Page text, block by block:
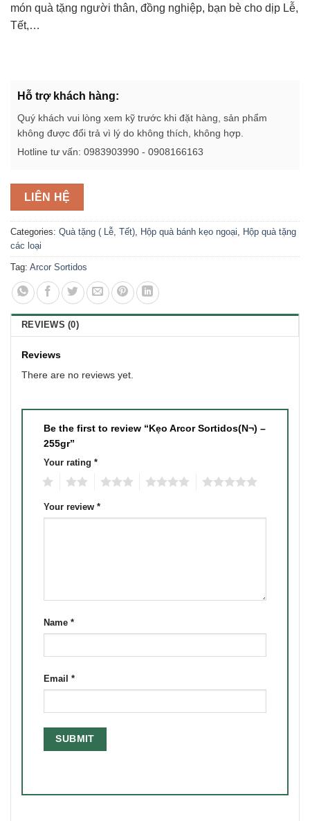
món quà tặng người thân, đồng nghiệp, bạn bè cho dịp Lễ,
Tết,…
Hỗ trợ khách hàng:
Quý khách vui lòng xem kỹ trước khi đặt hàng, sản phẩm
không được đổi trả vì lý do không thích, không hợp.
Hotline tư vấn: 0983903990 - 0908166163
LIÊN HỆ
Categories: Quà tặng ( Lễ, Tết), Hộp quà bánh kẹo ngoại, Hộp quà tặng
các loại
Tag: Arcor Sortidos
REVIEWS (0)
Reviews
There are no reviews yet.
Be the first to review “Kẹo Arcor Sortidos(N¬) –
255gr”
Your rating *
Your review *
Name *
Email *